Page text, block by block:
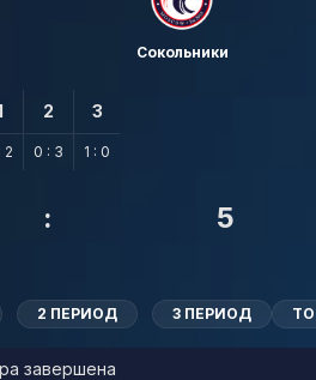
Сокольники
2
2
0 : 3
3
1 : 0
: 5
2 ПЕРИОД 3 ПЕРИОД
завершена